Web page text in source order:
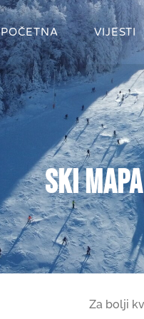
POČETNA VIJESTI
ski
Za bolji